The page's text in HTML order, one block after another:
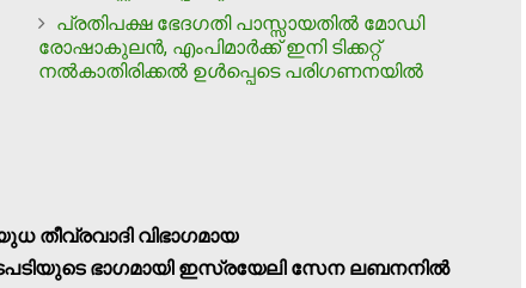
പ്രതിപക്ഷ ഭേദഗതി പാസ്സായതില്‍ മോഡി
രോഷാകുലന്‍, എംപിമാര്‍ക്ക് ഇനി ടിക്കറ്റ്
നല്‍കാതിരിക്കല്‍ ഉള്‍പ്പെടെ പരിഗണനയില്‍
തീവ്രവാദി വിഭാഗമായ
ഭാഗമായി ഇസ്രയേലി സേന ലബനനില്‍